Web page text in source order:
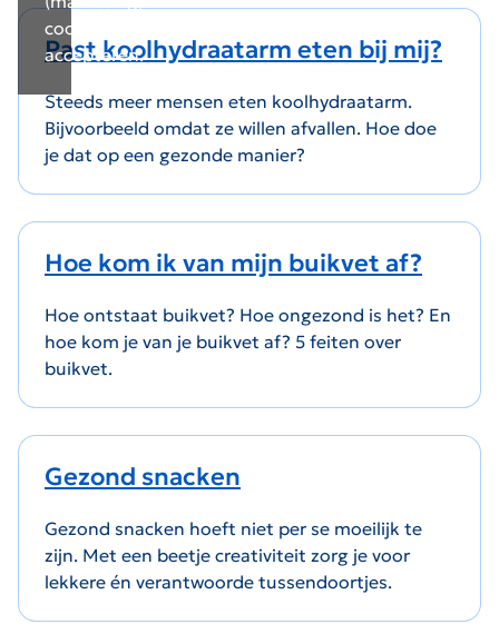
cookies
accepteren.
Past koolhydraatarm eten bij mij?
Steeds meer mensen eten koolhydraatarm.
Bijvoorbeeld omdat ze willen afvallen. Hoe doe
je dat op een gezonde manier?
Hoe kom ik van mijn buikvet af?
Hoe ontstaat buikvet? Hoe ongezond is het? En
hoe kom je van je buikvet af? 5 feiten over
buikvet.
Gezond snacken
Gezond snacken hoeft niet per se moeilijk te
zijn. Met een beetje creativiteit zorg je voor
lekkere én verantwoorde tussendoortjes.